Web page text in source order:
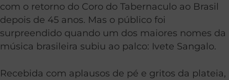
com o retorno do Coro do Tabernaculo ao Brasil
depois de 45 anos. Mas o público foi
surpreendido quando um dos maiores nomes da
música brasileira subiu ao palco: Ivete Sangalo.
Recebida com aplausos de pé e gritos da plateia,